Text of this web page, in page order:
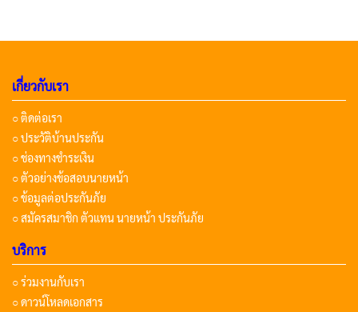
เกี่ยวกับเรา
○ ติดต่อเรา
○ ประวัติบ้านประกัน
○ ช่องทางชำระเงิน
○ ตัวอย่างข้อสอบนายหน้า
○ ข้อมูลต่อประกันภัย
○ สมัครสมาชิก ตัวแทน นายหน้า ประกันภัย
บริการ
○ ร่วมงานกับเรา
○ ดาวน์โหลดเอกสาร